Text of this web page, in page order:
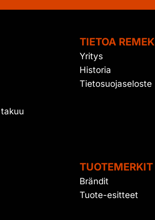
TIETOA
Yritys
Historia
Tietosuojaseloste
TUOTEMERKIT
Brändit
Tuote-esitteet